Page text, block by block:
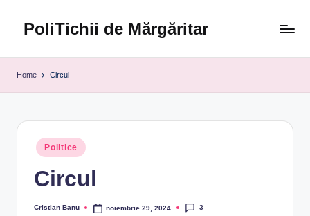
PoliTichii de Mărgăritar
Home Circul
Posted
in
Politice
Circul
Posted
Cristian Banu noiembrie 29, 2024 3